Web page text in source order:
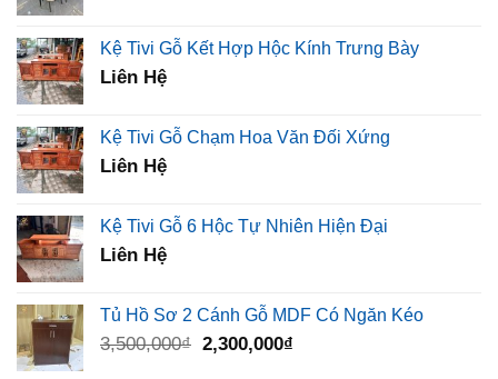
Kệ Tivi Gỗ Kết Hợp Hộc Kính Trưng Bày
Liên Hệ
Kệ Tivi Gỗ Chạm Hoa Văn Đối Xứng
Liên Hệ
Kệ Tivi Gỗ 6 Hộc Tự Nhiên Hiện Đại
Liên Hệ
Tủ Hồ Sơ 2 Cánh Gỗ MDF Có Ngăn Kéo
3,500,000₫ Giá
2,300,000₫